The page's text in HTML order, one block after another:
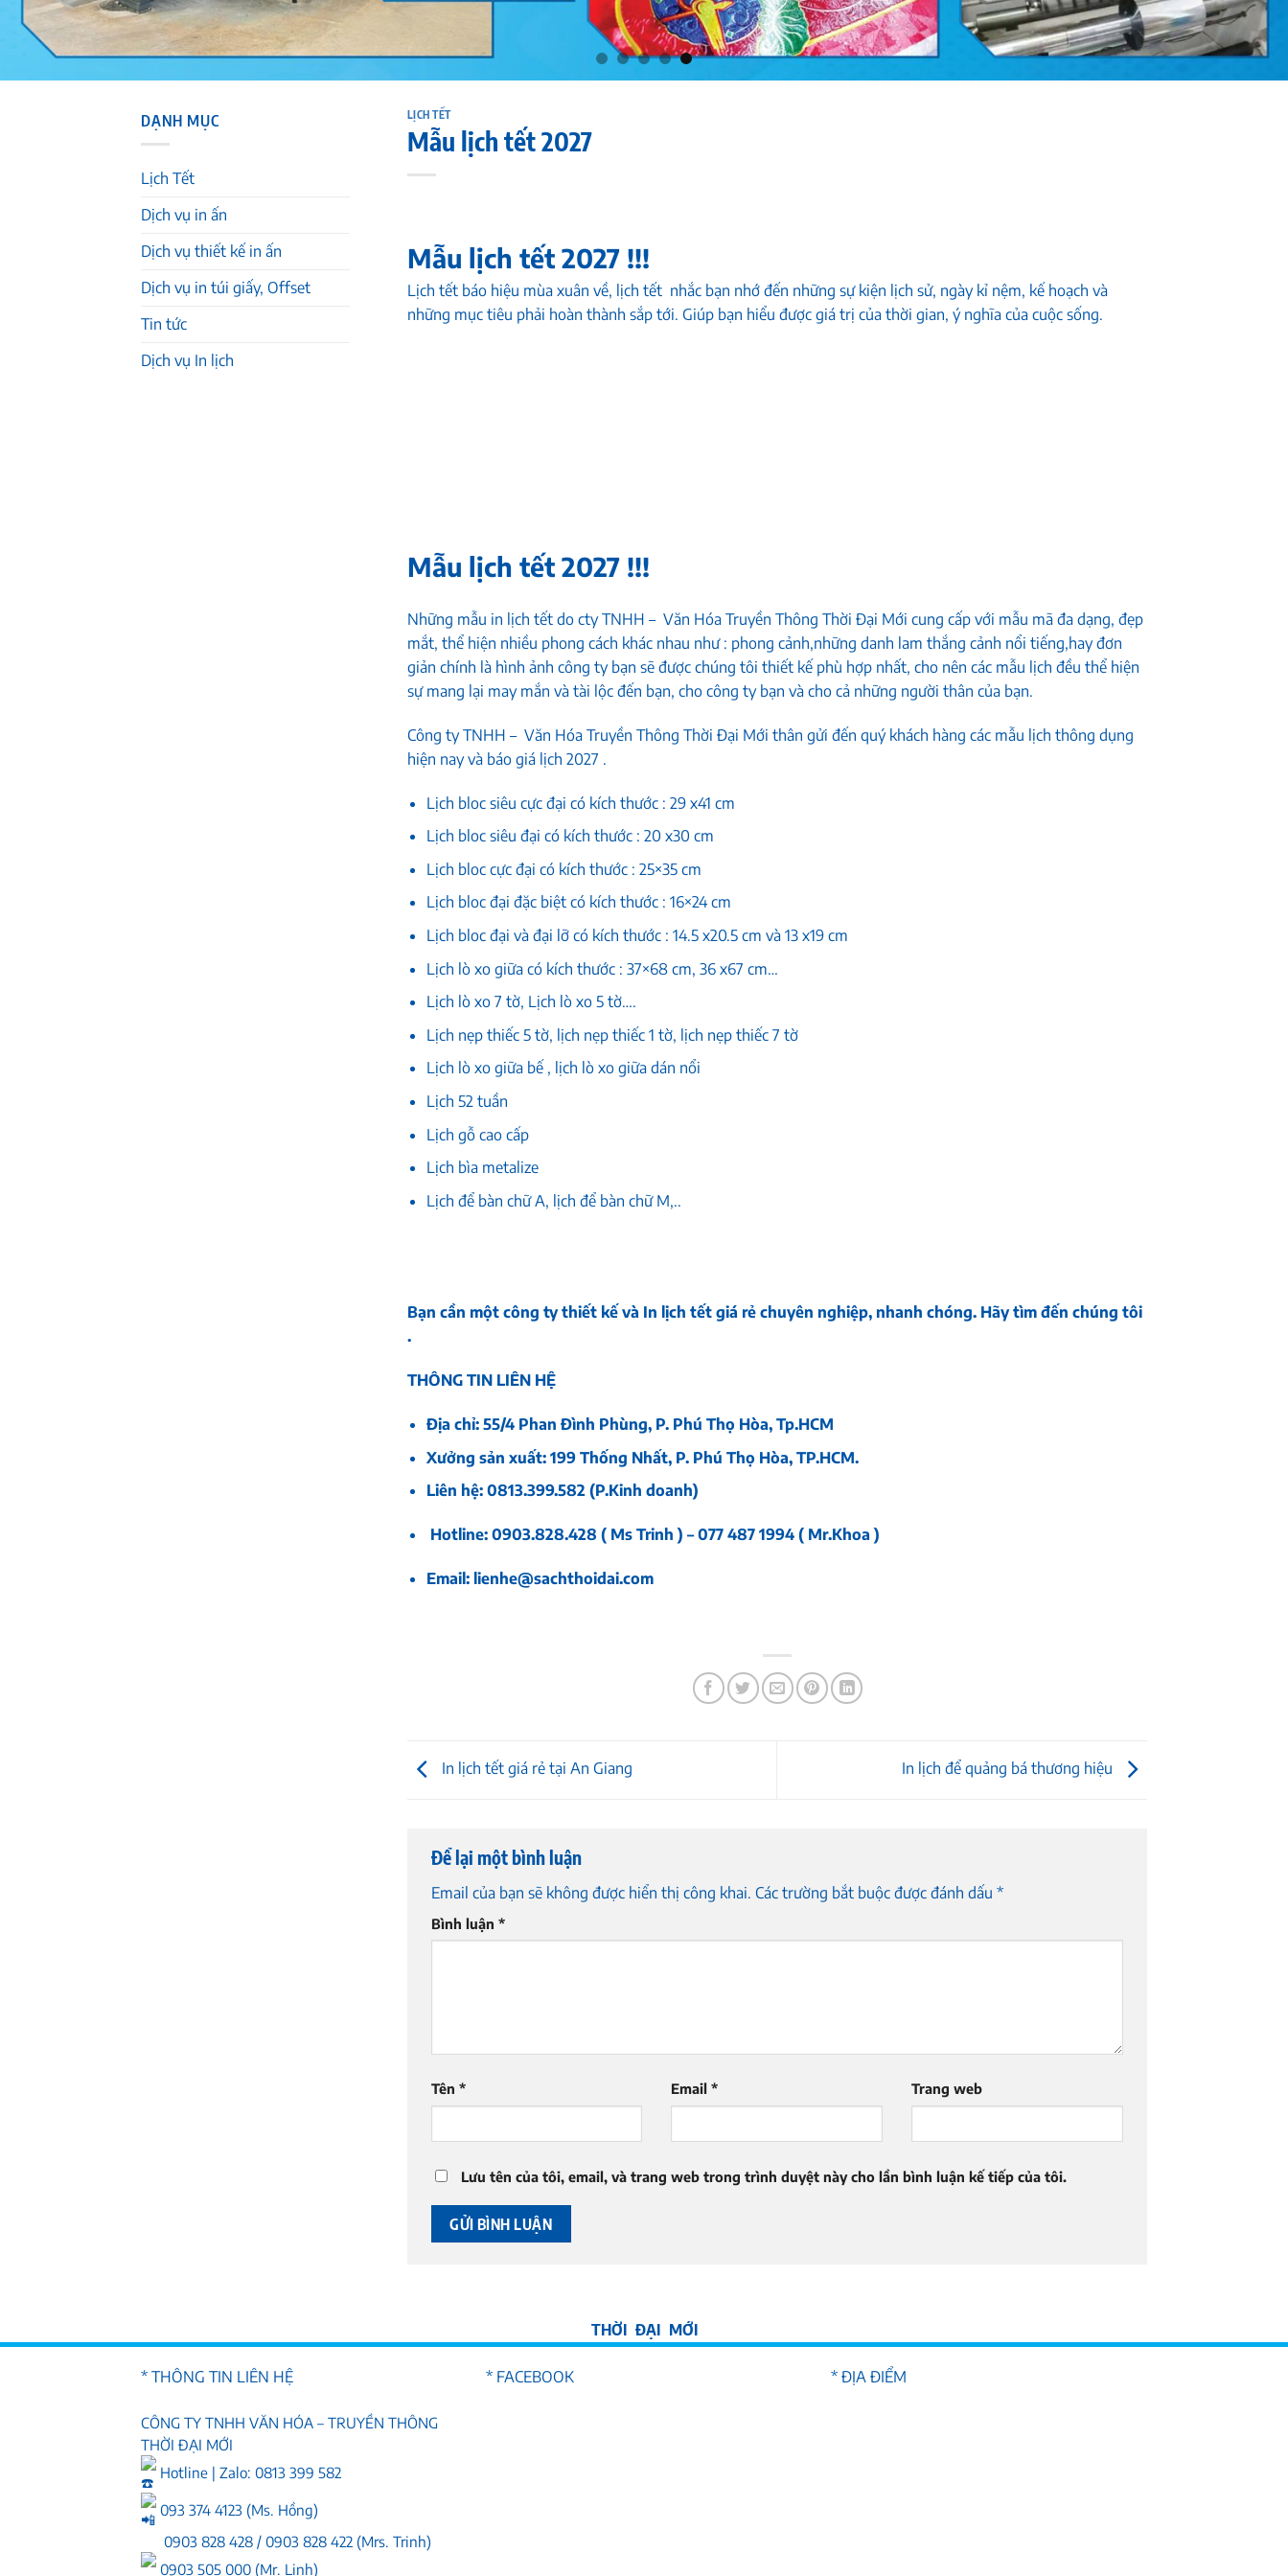
DẠNH MỤC
Lịch Tết
Dịch vụ in ấn
Dịch vụ thiết kế in ấn
Dịch vụ in túi giấy, Offset
Tin tức
Dịch vụ In lịch
LỊCH TẾT
Mẫu lịch tết 2027
Mẫu lịch tết2027 !!!
Lịch tếtbáo hiệu mùa xuân về, lịch tết nhắc bạn nhớ đến những sự kiện lịch sử, ngày kỉ nệm, kế hoạch và
những mục tiêu phải hoàn thành sắp tới. Giúp bạn hiểu được giá trị của thời gian, ý nghĩa của cuộc sống.
Mẫu lịch tết2027 !!!
Những mẫu in lịch tếtdo cty TNHH – Văn Hóa Truyền Thông Thời Đại Mới cung cấp với mẫu mã đa dạng, đẹp
mắt, thể hiện nhiều phong cách khác nhau như : phong cảnh,những danh lam thắng cảnh nổi tiếng,hay đơn
giản chính là hình ảnh công ty bạn sẽ được chúng tôi thiết kế phù hợp nhất, cho nên các mẫu lịch đều thể hiện
sự mang lại may mắn và tài lộc đến bạn, cho công ty bạn và cho cả những người thân của bạn.
Công ty TNHH – Văn Hóa Truyền Thông Thời Đại Mới thân gửi đến quý khách hàng các mẫu lịch thông dụng
hiện nay và báo giá lịch 2027 .
Lịch bloc siêu cực đại có kích thước : 29 x41 cm
Lịch bloc siêu đại có kích thước : 20 x30 cm
Lịch bloc cực đại có kích thước : 25×35 cm
Lịch bloc đại đặc biệt có kích thước : 16×24 cm
Lịch bloc đại và đại lỡ có kích thước : 14.5 x20.5 cm và 13 x19 cm
Lịch lò xo giữa có kích thước : 37×68 cm, 36 x67 cm…
Lịch lò xo 7 tờ, Lịch lò xo 5 tờ….
Lịch nẹp thiếc 5 tờ, lịch nẹp thiếc 1 tờ, lịch nẹp thiếc 7 tờ
Lịch lò xo giữa bế , lịch lò xo giữa dán nổi
Lịch 52 tuần
Lịch gỗ cao cấp
Lịch bìa metalize
Lịch để bàn chữ A, lịch để bàn chữ M,..
Bạn cần một công ty thiết kế và In lịch tết giá rẻ chuyên nghiệp, nhanh chóng. Hãy tìm đến chúng tôi
.
THÔNG TIN LIÊN HỆ
Địa chỉ: 55/4 Phan Đình Phùng, P. Phú Thọ Hòa, Tp.HCM
Xưởng sản xuất: 199 Thống Nhất, P. Phú Thọ Hòa, TP.HCM.
Liên hệ: 0813.399.582 (P.Kinh doanh)
Hotline: 0903.828.428 ( Ms Trinh ) – 077 487 1994 ( Mr.Khoa )
Email: lienhe@sachthoidai.com
In lịch tết giá rẻ tại An Giang In lịch để quảng bá thương hiệu
Để lại một bình luận
Email của bạn sẽ không được hiển thị công khai. Các trường bắt buộc được đánh dấu *
Bình luận *
Tên * Email* Trang web
Lưu tên của tôi, email, và trang web trong trình duyệt này cho lần bình luận kế tiếp của tôi.
* THÔNG TIN LIÊN HỆ * FACEBOOK * ĐỊA ĐIỂM
CÔNG TY TNHH VĂN HÓA – TRUYỀN THÔNG
THỜI ĐẠI MỚI
Hotline | Zalo: 0813 399 582
093 374 4123 (Ms. Hồng)
0903 828 428 / 0903 828 422 (Mrs. Trinh)
0903 505 000 (Mr. Linh)